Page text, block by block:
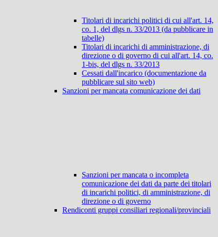
Titolari di incarichi politici di cui all'art. 14,
co. 1, del dlgs n. 33/2013 (da pubblicare in
tabelle)
Titolari di incarichi di amministrazione, di
direzione o di governo di cui all'art. 14, co.
1-bis, del dlgs n. 33/2013
Cessati dall'incarico (documentazione da
pubblicare sul sito web)
Sanzioni per mancata comunicazione dei dati
Sanzioni per mancata o incompleta
comunicazione dei dati da parte dei titolari
di incarichi politici, di amministrazione, di
direzione o di governo
Rendiconti gruppi consiliari regionali/provinciali